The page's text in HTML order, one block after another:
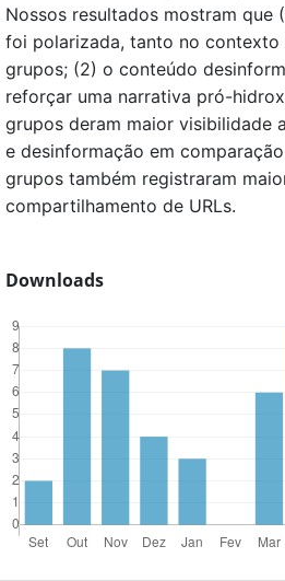
Nossos resultados mostram que
foi polarizada, tanto no contexto
grupos; (2) o conteúdo
reforçar uma narrativa pró-
grupos deram maior visibilidade
e desinformação em
grupos também registraram
compartilhamento de URLs.
Downloads